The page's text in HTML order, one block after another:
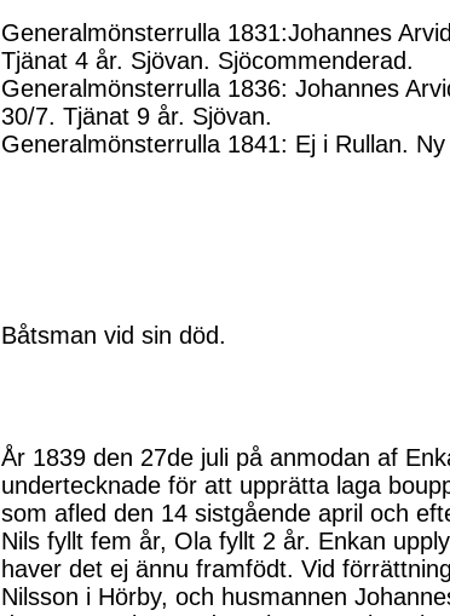
Generalmönsterrulla 1831:Johannes
Tjänat 4 år. Sjövan. Sjöcommenderad.
Generalmönsterrulla 1836: Johannes
30/7. Tjänat 9 år. Sjövan.
Generalmönsterrulla 1841: Ej i Rullan.
Båtsman vid sin död.
År 1839 den 27de juli på anmodan af
undertecknade för att upprätta laga
som afled den 14 sistgående april och
Nils fyllt fem år, Ola fyllt 2 år. Enkan
haver det ej ännu framfödt. Vid
Nilsson i Hörby, och husmannen